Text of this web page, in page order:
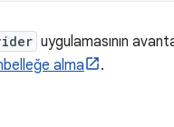
uygulamasının
alma .